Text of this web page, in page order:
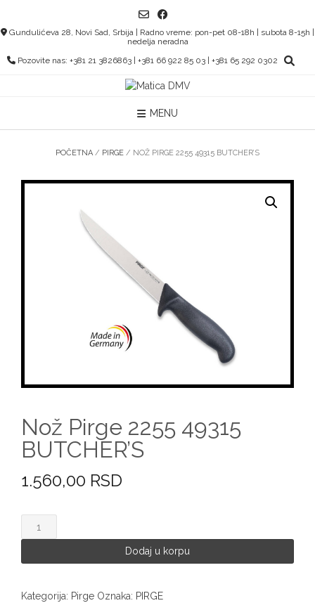
content
Gundulićeva 28, Novi Sad, Srbija | Radno vreme: pon-pet 08-18h | subota 8-15h |
nedelja neradna
Pozovite nas: +381 21 3826863 | +381 66 922 85 03 | +381 65 292 0302
MENU
POČETNA / PIRGE / NOŽ PIRGE 2255 49315 BUTCHER’S
Nož Pirge 2255 49315
BUTCHER’S
1.560,00 RSD
49315
količina
Dodaj u korpu
Kategorija: Pirge Oznaka: PIRGE